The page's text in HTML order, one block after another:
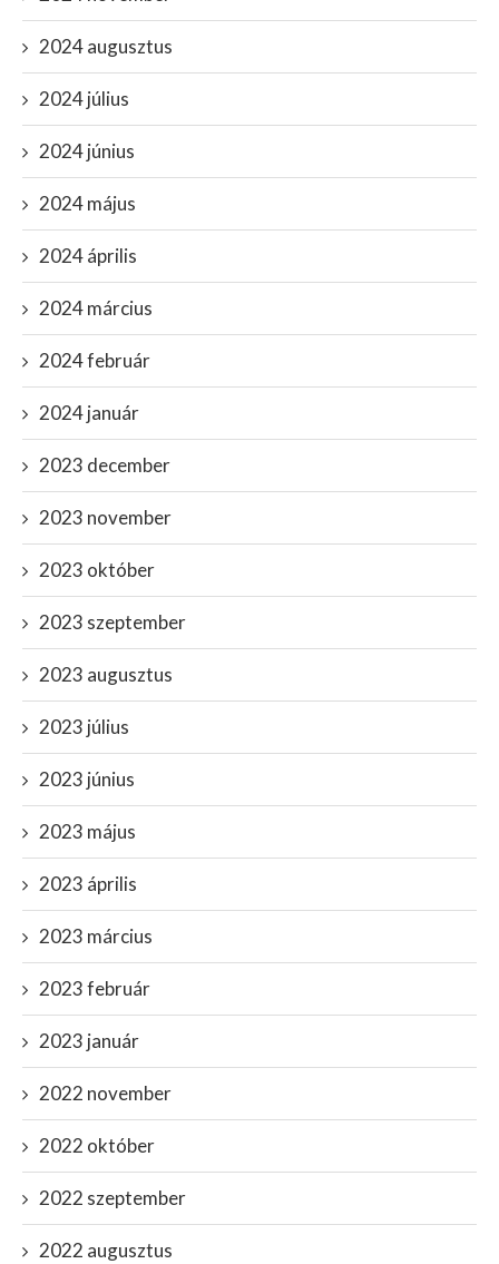
2024 augusztus
2024 július
2024 június
2024 május
2024 április
2024 március
2024 február
2024 január
2023 december
2023 november
2023 október
2023 szeptember
2023 augusztus
2023 július
2023 június
2023 május
2023 április
2023 március
2023 február
2023 január
2022 november
2022 október
2022 szeptember
2022 augusztus